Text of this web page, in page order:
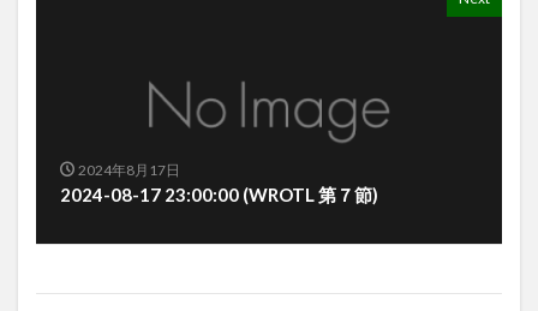
2024年8月17日
2024-08-17 23:00:00 (WROTL 第７節)